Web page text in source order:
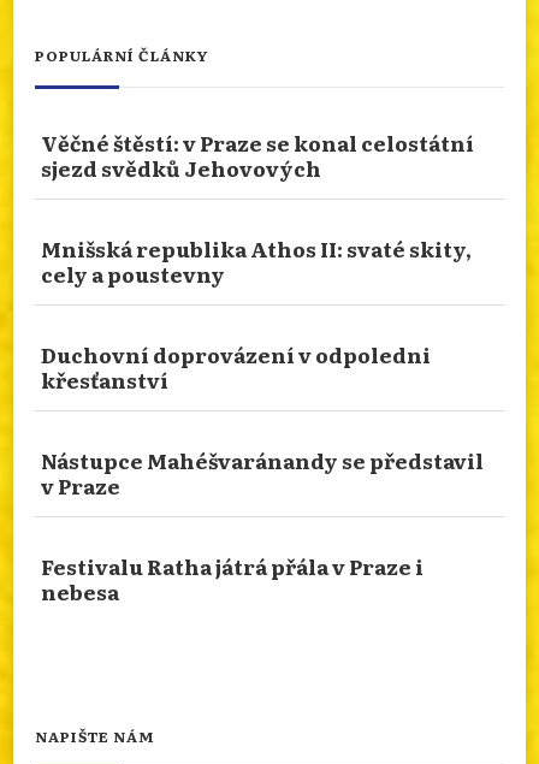
OXFORDSKÉHO HNUTÍ
Máme tu opět nový článek z naší rubriky
Oxfordu a na Oxfordské hnutí, které je spojeno
s Johnem Keblem. Více zajímavostí najdete na
našem webu.
info.dingir.cz/2026/08/nabozenstvi-na-
cestach-po-stopach-oxfordskeho-hnuti/
Photo
Otevřít na FB
Tomáš Novotný pro nás připravil recenzi knihy
od Jaroslav Achab Haidler. Veškeré zajímavosti o
publikaci se dozvíte na našem webu.
info.dingir.cz/2026/08/39197/
Photo
,,EXKOMUNIKOVÁNA BYLA SAMA TRADICE",
POPULÁRNÍ ČLÁNKY
Věčné štěstí: v Praze se konal celostátní
sjezd svědků Jehovových
Mnišská republika Athos II: svaté skity,
cely a poustevny
Duchovní doprovázení v odpoledni
křesťanství
Nástupce Mahéšvaránandy se představil
v Praze
Festivalu Ratha játrá přála v Praze i
nebesa
NAPIŠTE NÁM